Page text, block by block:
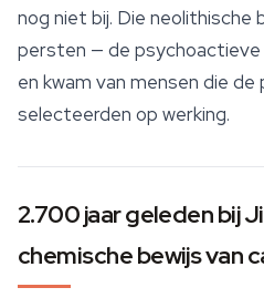
nog niet bij. Die neolithische
persten — de
en kwam van mensen die
selecteerden op werking.
2.700 jaar geleden bij
chemische bewijs van